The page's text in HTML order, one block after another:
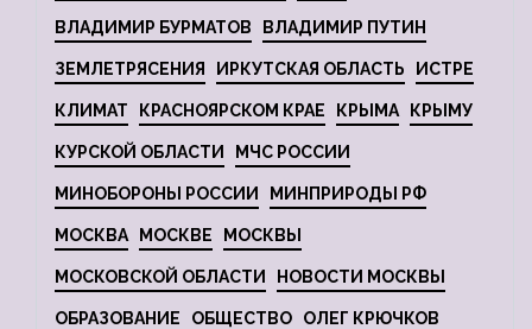
ВЛАДИМИР БУРМАТОВ ВЛАДИМИР ПУТИН
ЗЕМЛЕТРЯСЕНИЯ ИРКУТСКАЯ ОБЛАСТЬ ИСТРЕ
КЛИМАТ КРАСНОЯРСКОМ КРАЕ КРЫМА КРЫМУ
КУРСКОЙ ОБЛАСТИ МЧС РОССИИ
МИНОБОРОНЫ РОССИИ МИНПРИРОДЫ РФ
МОСКВА МОСКВЕ МОСКВЫ
МОСКОВСКОЙ ОБЛАСТИ НОВОСТИ МОСКВЫ
ОБРАЗОВАНИЕ ОБЩЕСТВО ОЛЕГ КРЮЧКОВ